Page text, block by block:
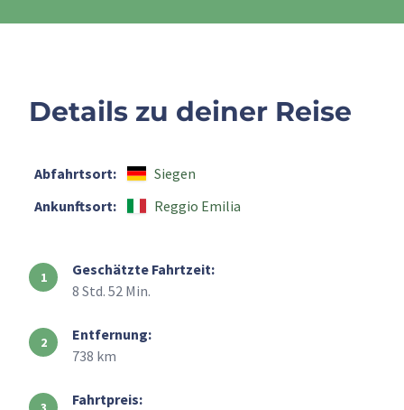
Details zu deiner Reise
Abfahrtsort:
Siegen
Ankunftsort:
Reggio Emilia
Geschätzte Fahrtzeit:
8 Std. 52 Min.
Entfernung:
738 km
Fahrtpreis: